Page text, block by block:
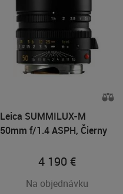
Leica SUMMILUX-M
50mm f/1.4 ASPH, Čierny
4 190 €
Na objednávku